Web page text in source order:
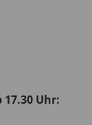
Uhr: